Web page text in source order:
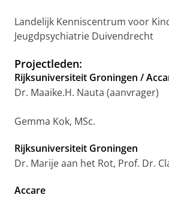
Landelijk Kenniscentrum voor
Jeugdpsychiatrie Duivendrecht
Projectleden:
Rijksuniversiteit Groningen /
Dr. Maaike.H. Nauta (aanvrager)
Gemma Kok, MSc.
Rijksuniversiteit Groningen
Dr. Marije aan het Rot, Prof. Dr.
Accare